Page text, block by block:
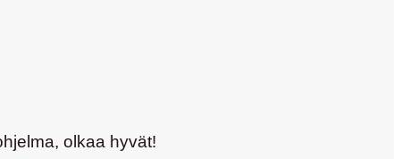
olkaa hyvät!